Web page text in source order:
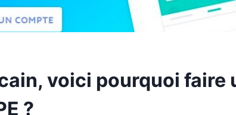
voici pourquoi faire
?